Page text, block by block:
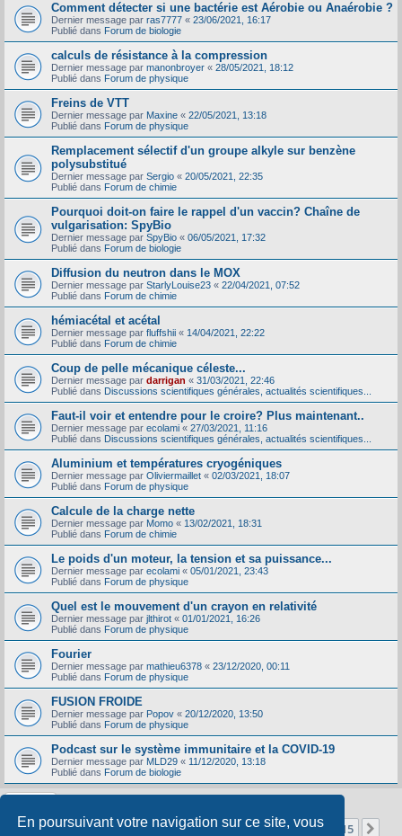
En poursuivant votre navigation sur ce site, vous
Comment détecter si une bactérie est Aérobie ou Anaérobie ?
Dernier message par ras7777 « 23/06/2021, 16:17
Publié dans Forum de biologie
calculs de résistance à la compression
Dernier message par manonbroyer « 28/05/2021, 18:12
Publié dans Forum de physique
Freins de VTT
Dernier message par Maxine « 22/05/2021, 13:18
Publié dans Forum de physique
Remplacement sélectif d'un groupe alkyle sur benzène
polysubstitué
Dernier message par Sergio « 20/05/2021, 22:35
Publié dans Forum de chimie
Pourquoi doit-on faire le rappel d'un vaccin? Chaîne de
vulgarisation: SpyBio
Dernier message par SpyBio « 06/05/2021, 17:32
Publié dans Forum de biologie
Diffusion du neutron dans le MOX
Dernier message par StarlyLouise23 « 22/04/2021, 07:52
Publié dans Forum de chimie
hémiacétal et acétal
Dernier message par fluffshii « 14/04/2021, 22:22
Publié dans Forum de chimie
Coup de pelle mécanique céleste...
Dernier message par darrigan « 31/03/2021, 22:46
Publié dans Discussions scientifiques générales, actualités scientifiques...
Faut-il voir et entendre pour le croire? Plus maintenant..
Dernier message par ecolami « 27/03/2021, 11:16
Publié dans Discussions scientifiques générales, actualités scientifiques...
Aluminium et températures cryogéniques
Dernier message par Oliviermaillet « 02/03/2021, 18:07
Publié dans Forum de physique
Calcule de la charge nette
Dernier message par Momo « 13/02/2021, 18:31
Publié dans Forum de chimie
Le poids d'un moteur, la tension et sa puissance...
Dernier message par ecolami « 05/01/2021, 23:43
Publié dans Forum de physique
Quel est le mouvement d'un crayon en relativité
Dernier message par jlthirot « 01/01/2021, 16:26
Publié dans Forum de physique
Fourier
Dernier message par mathieu6378 « 23/12/2020, 00:11
Publié dans Forum de physique
FUSION FROIDE
Dernier message par Popov « 20/12/2020, 13:50
Publié dans Forum de physique
Podcast sur le système immunitaire et la COVID-19
Dernier message par MLD29 « 11/12/2020, 13:18
Publié dans Forum de biologie
La recherche a retourné 356 résultats Page 1sur15
1 2 3 4 5 … 15